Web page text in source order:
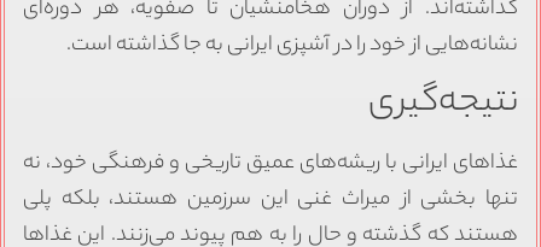
گذاشته‌اند. از دوران هخامنشیان تا صفویه، هر دوره‌ای
نشانه‌هایی از خود را در آشپزی ایرانی به جا گذاشته است.
نتیجه‌گیری
غذاهای ایرانی با ریشه‌های عمیق تاریخی و فرهنگی خود، نه
تنها بخشی از میراث غنی این سرزمین هستند، بلکه پلی
هستند که گذشته و حال را به هم پیوند می‌زنند. این غذاها